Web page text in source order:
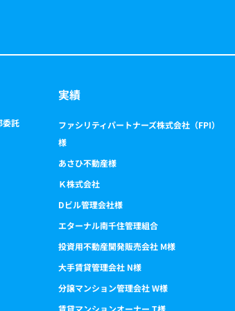
委託
実績
ファシリティパートナーズ株式会社（FPI）
様
あさひ不動産様
Ｋ株式会社
Dビル管理会社様
エターナル南千住管理組合
投資用不動産開発販売会社 M様
大手賃貸管理会社 N様
分譲マンション管理会社 W様